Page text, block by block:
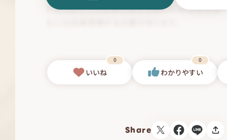
いいね
0
わかりやすい
0
Share